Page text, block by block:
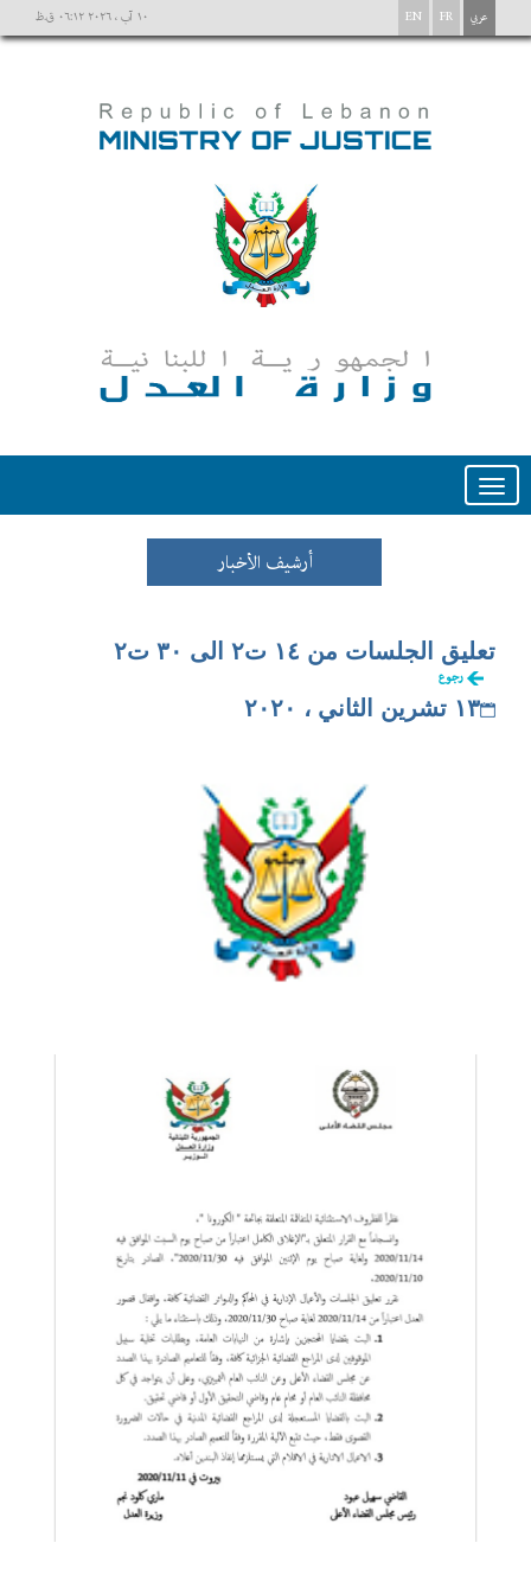
١٠ آب ، ٢٠٢٦ ٠٦:١٢ ق.ظ EN FR عربي
Toggle
أرشيف الأخبار
تعليق الجلسات من ١٤ ت٢ الى ٣٠ ت٢
رجوع
١٣ تشرين الثاني ، ٢٠٢٠